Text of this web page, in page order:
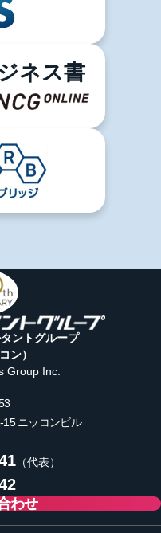
ネス書
ントグループ
ン）
Group Inc.
15ニッコンビル
（代表）
わせ